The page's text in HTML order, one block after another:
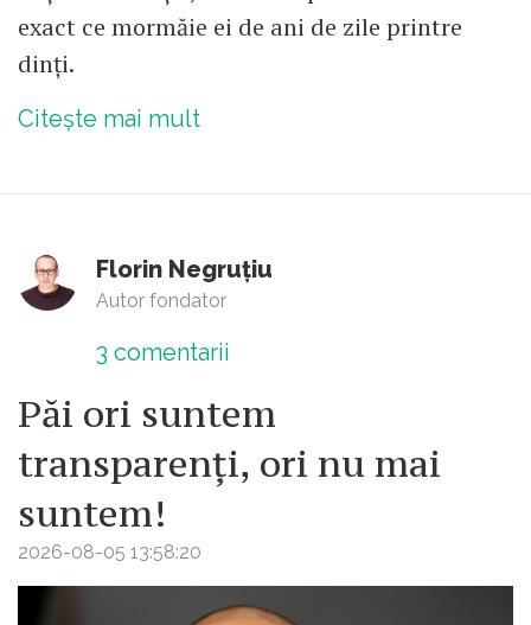
exact ce mormăie ei de ani de zile printre
dinți.
Citește mai mult
Florin Negruțiu
Autor fondator
3 comentarii
Păi ori suntem
transparenți, ori nu mai
suntem!
2026-08-05 13:58:20